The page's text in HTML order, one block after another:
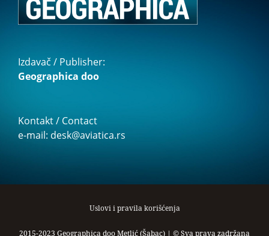
Izdavač / Publisher:
Geographica doo
Kontakt / Contact
e-mail: desk@aviatica.rs
Uslovi i pravila korišćenja
2015-2023 Geographica doo Metlić (Šabac) | © Sva prava zadržana